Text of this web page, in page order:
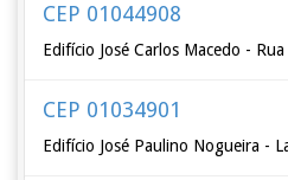
CEP 01044908
Edifício José Carlos Macedo -
CEP 01034901
Edifício José Paulino Nogueira -